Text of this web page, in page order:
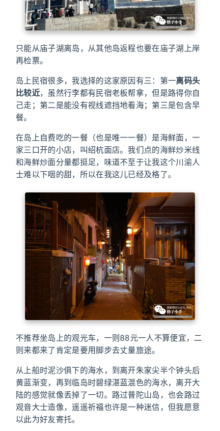
只能从庙子湖离岛，从其他岛返程也要在庙子湖上岸
再检票。
岛上民宿很多，我选择的这家原因有三：第一离码头
比较近，虽然行李都有民宿老板帮拿，但是路得你自
己走；第二是能没有视线遮挡地看海；第三是包含早
餐。
在岛上自费吃的一餐（也是唯一一餐）是海鲜面，一
家三口开的小店，叫绍杭面店。我们点的海鲜炒米线
和海鲜炒面分量都挺足，味道不至于让我这个川渝人
士难以下咽的甜，所以在我这儿已经及格了。
不推荐坐岛上的观光车，一则88元一人不算便宜，二
则来都来了肯定是要用脚步去丈量旅途。
从上船时泥沙俱下的海水，到离开朱家尖半个钟头后
黄蓝渐变，再到临岛时碧绿湛蓝混色的海水，离开大
陆的感觉就像丢掉了一切。路过普陀山岛，也会路过
观音大士造像，遥遥祈福也许是一种迷信，但我愿意
以此为好友寄托。